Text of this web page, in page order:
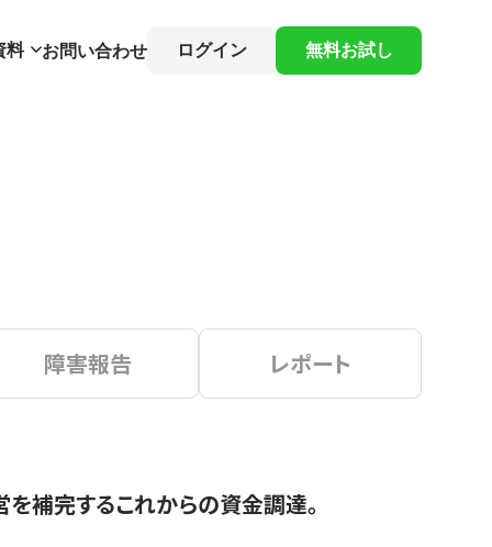
料 お問い合わせ ログイン 無料お試し
障害報告 レポート
補完するこれからの資金調達。